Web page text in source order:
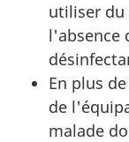
utiliser du
l'absence
En plus
de
malade